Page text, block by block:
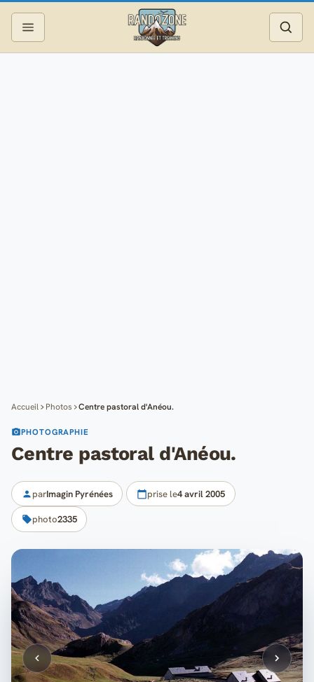
Accueil Photos Centre pastoral d'Anéou.
PHOTOGRAPHIE
Centre pastoral d'Anéou.
parImagin Pyrénées prise le4 avril 2005
photo2335